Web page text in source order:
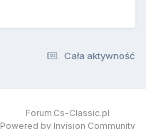
Cała aktywność
Forum.Cs-Classic.pl
Powered by Invision Community